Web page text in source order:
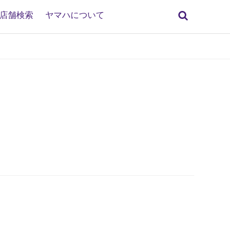
店舗検索 ヤマハについて